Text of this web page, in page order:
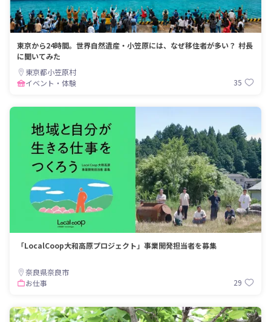
東京から24時間。世界自然遺産・小笠原には、なぜ移住者が多い？ 村長
に聞いてみた
東京都小笠原村
イベント・体験
35
「LocalCoop大和高原プロジェクト」事業開発担当者を募集
奈良県奈良市
お仕事
29